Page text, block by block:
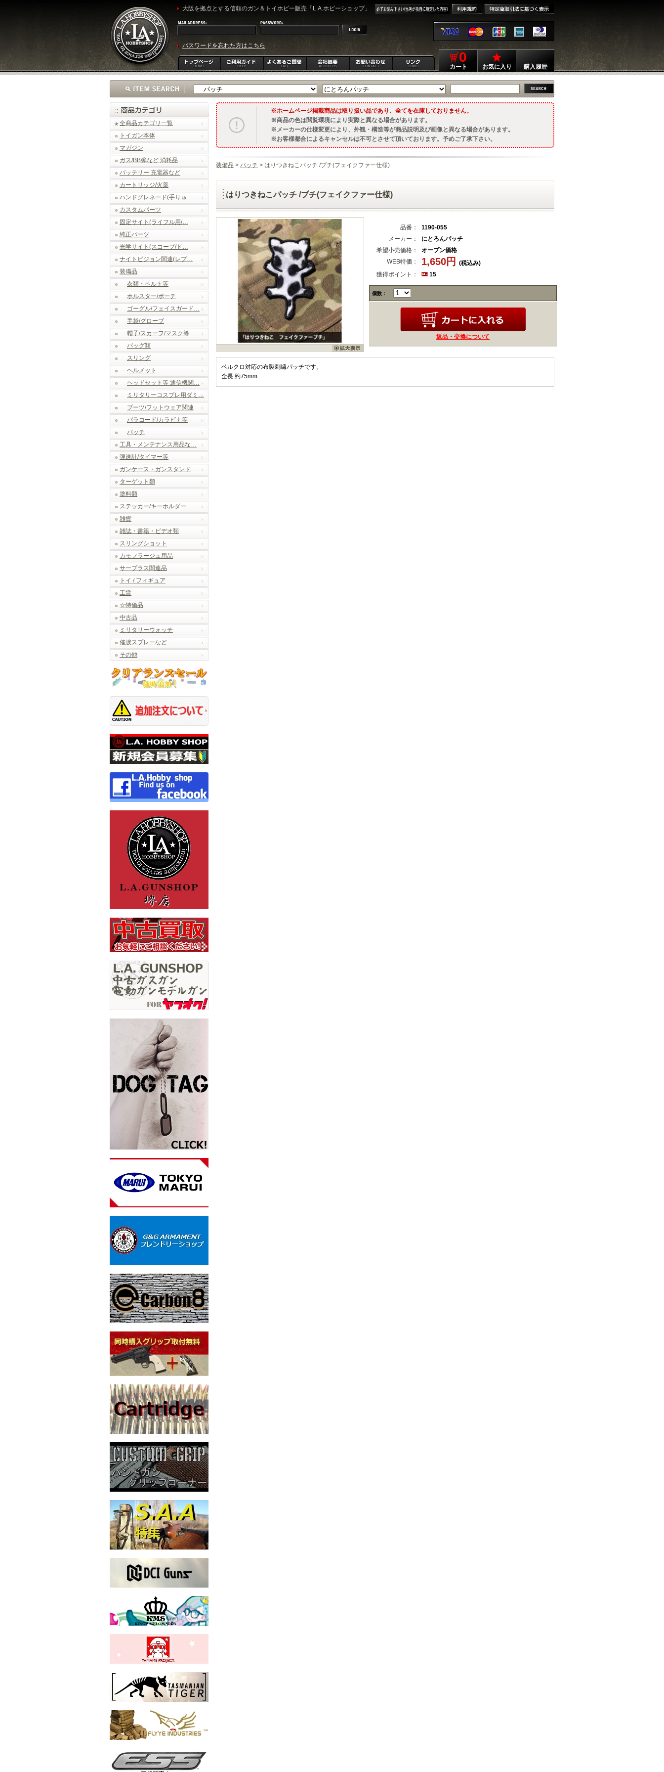
大阪を拠点とする信頼のガン＆トイホビー販売「L.A.ホビーショップ」
パスワードを忘れた方はこちら
0
カート お気に入り 購入履歴
全商品カテゴリ一覧
トイガン本体
マガジン
ガス/BB弾など 消耗品
バッテリー 充電器など
カートリッジ/火薬
ハンドグレネード(手りゅ…
カスタムパーツ
固定サイト(ライフル用/…
純正パーツ
光学サイト(スコープ/ド…
ナイトビジョン関連(レプ…
装備品
衣類・ベルト等
ホルスター/ポーチ
ゴーグル/フェイスガード…
手袋/グローブ
帽子/スカーフ/マスク等
バッグ類
スリング
ヘルメット
ヘッドセット等 通信機関…
ミリタリーコスプレ用ダミ…
ブーツ/フットウェア関連
パラコード/カラビナ等
パッチ
工具・メンテナンス用品な…
弾速計/タイマー等
ガンケース・ガンスタンド
ターゲット類
塗料類
ステッカー/キーホルダー…
雑貨
雑誌・書籍・ビデオ類
スリングショット
カモフラージュ用品
サープラス関連品
トイ / フィギュア
工賃
☆特価品
中古品
ミリタリーウォッチ
催涙スプレーなど
その他
ホームページ掲載商品は取り扱い品であり、全てを在庫しておりません。
商品の色は閲覧環境により実際と異なる場合があります。
メーカーの仕様変更により、外観・構造等が商品説明及び画像と異なる場合があります。
お客様都合によるキャンセルは不可とさせて頂いております。予めご了承下さい。
装備品 > パッチ > はりつきねこパッチ /ブチ(フェイクファー仕様)
はりつきねこパッチ /ブチ(フェイクファー仕様)
品番：
1190-055
メーカー：
にとろんパッチ
希望小売価格：
オープン価格
WEB特価：
1,650円
(税込み)
獲得ポイント：
15
個数：
返品・交換について
ベルクロ対応の布製刺繍パッチです。
全長 約75mm